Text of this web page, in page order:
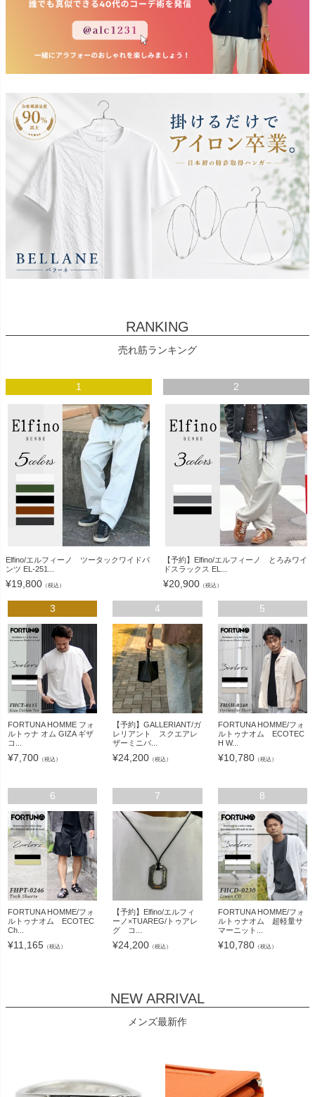
RANKING
売れ筋ランキング
1
Elfino/エルフィーノ ツータックワイドパ
ンツ EL-251...
¥19,800 （税込）
2
【予約】Elfino/エルフィーノ とろみワイ
ドスラックス EL...
¥20,900 （税込）
3
FORTUNA HOMME フォ
ルトゥナ オム GIZA ギザ
コ...
¥7,700 （税込）
4
【予約】GALLERIANT/ガ
レリアント スクエアレ
ザーミニバ...
¥24,200 （税込）
5
FORTUNA HOMME/フォ
ルトゥナオム ECOTEC
H W...
¥10,780（税込）
6
FORTUNA HOMME/フォ
ルトゥナオム ECOTEC
Ch...
¥11,165 （税込）
7
【予約】Elfino/エルフィ
ーノ×TUAREG/トゥアレ
グ コ...
¥24,200 （税込）
8
FORTUNA HOMME/フォ
ルトゥナオム 超軽量サ
マーニット...
¥10,780（税込）
NEW ARRIVAL
メンズ最新作